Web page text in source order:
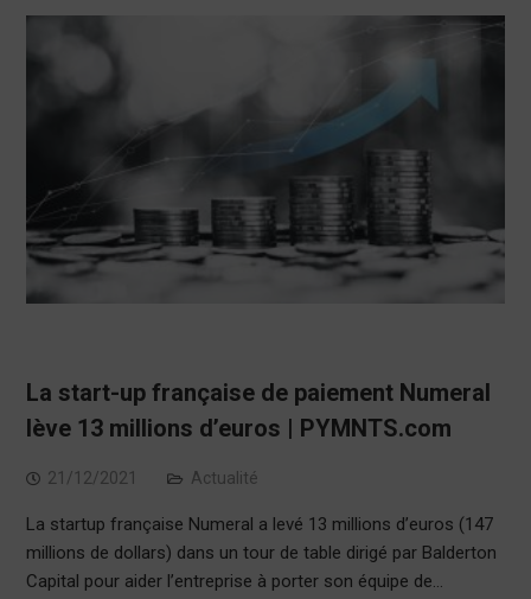
La start-up française de paiement Numeral
lève 13 millions d’euros | PYMNTS.com
21/12/2021 Actualité
La startup française Numeral a levé 13 millions d’euros (147
millions de dollars) dans un tour de table dirigé par Balderton
Capital pour aider l’entreprise à porter son équipe de…